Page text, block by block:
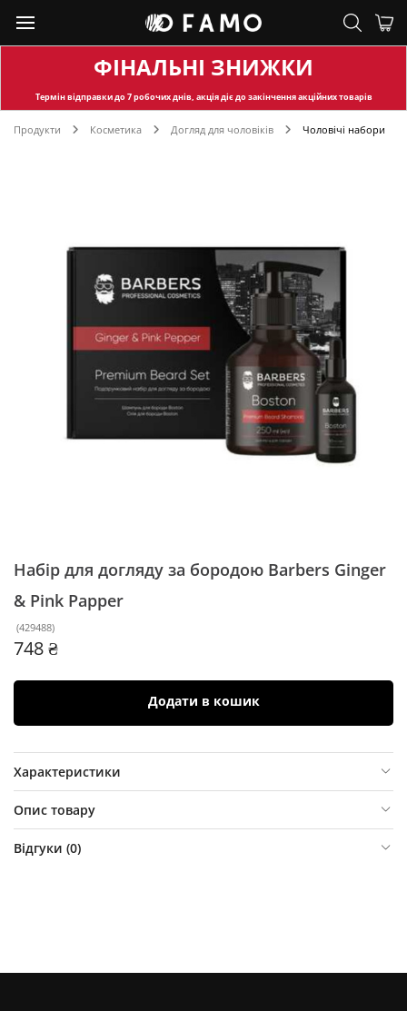
ФІНАЛЬНІ ЗНИЖКИ
Термін відправкидо 7 робочих днів, акція діє до закінчення акційних товарів
Продукти Косметика Догляд для чоловіків Чоловічі набори
Набір для догляду за бородою Barbers Ginger
& Pink Papper
(429488)
748 ₴
Додати в кошик
Характеристики
Опис товару
Відгуки (0)